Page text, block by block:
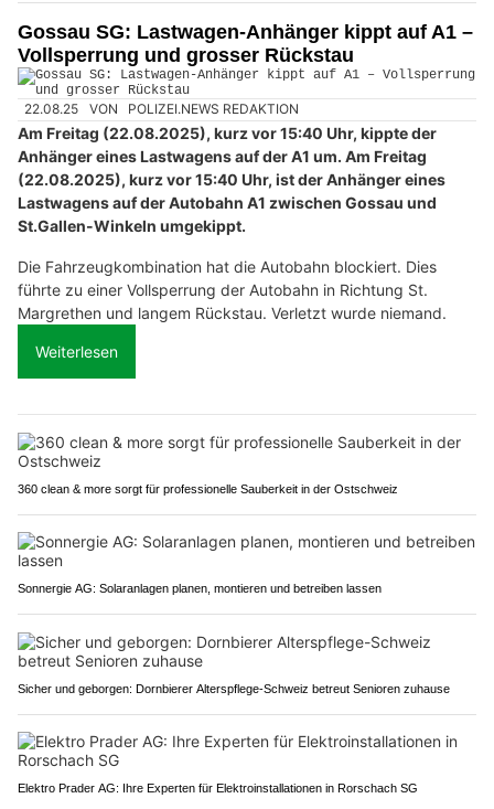
Gossau SG: Lastwagen-Anhänger kippt auf A1 –
Vollsperrung und grosser Rückstau
22.08.25 VON POLIZEI.NEWS REDAKTION
Am Freitag (22.08.2025), kurz vor 15:40 Uhr, kippte der
Anhänger eines Lastwagens auf der A1 um. Am Freitag
(22.08.2025), kurz vor 15:40 Uhr, ist der Anhänger eines
Lastwagens auf der Autobahn A1 zwischen Gossau und
St.Gallen-Winkeln umgekippt.
Die Fahrzeugkombination hat die Autobahn blockiert. Dies
führte zu einer Vollsperrung der Autobahn in Richtung St.
Margrethen und langem Rückstau. Verletzt wurde niemand.
Weiterlesen
360 clean & more sorgt für professionelle Sauberkeit in der Ostschweiz
Sonnergie AG: Solaranlagen planen, montieren und betreiben lassen
Sicher und geborgen: Dornbierer Alterspflege-Schweiz betreut Senioren zuhause
Elektro Prader AG: Ihre Experten für Elektroinstallationen in Rorschach SG